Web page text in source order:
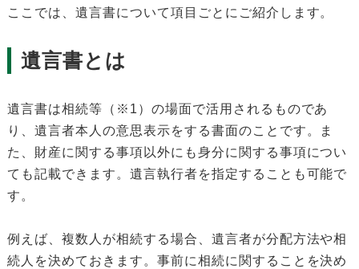
ここでは、遺言書について項目ごとにご紹介します。
遺言書とは
遺言書は相続等（※1）の場面で活用されるものであ
り、遺言者本人の意思表示をする書面のことです。ま
た、財産に関する事項以外にも身分に関する事項につい
ても記載できます。遺言執行者を指定することも可能で
す。
例えば、複数人が相続する場合、遺言者が分配方法や相
続人を決めておきます。事前に相続に関することを決め